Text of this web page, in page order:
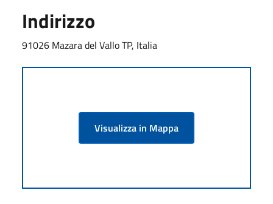
Indirizzo
91026 Mazara del Vallo TP, Italia
Visualizza in Mappa